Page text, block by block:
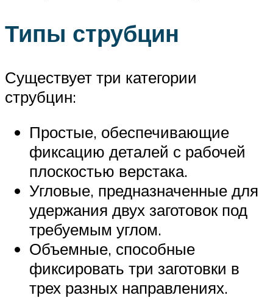
Типы струбцин
Существует три категории
струбцин:
Простые, обеспечивающие
фиксацию деталей с рабочей
плоскостью верстака.
Угловые, предназначенные для
удержания двух заготовок под
требуемым углом.
Объемные, способные
фиксировать три заготовки в
трех разных направлениях.